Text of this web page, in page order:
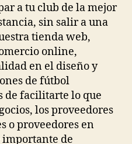
a tu club de la mejor
sin salir a una
tienda web,
online,
en el diseño y
de fútbol
de facilitarte lo que
los proveedores
o proveedores en
de